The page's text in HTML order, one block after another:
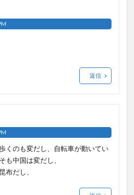
返信
くのも変だし、自転車が動いてい
も中国は変だし、
布だし、